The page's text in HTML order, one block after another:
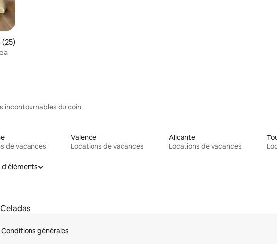
de 4,96 sur 5, 25 commentaires
(25)
incontournables du coin
de vacances
Valence
Locations de vacances
Alicante
Locations de vacances
d'éléments
Celadas
Conditions générales